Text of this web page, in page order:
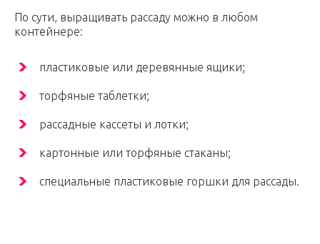
По сути, выращивать рассаду можно в любом
контейнере:
пластиковые или деревянные ящики;
торфяные таблетки;
рассадные кассеты и лотки;
картонные или торфяные стаканы;
специальные пластиковые горшки для рассады.